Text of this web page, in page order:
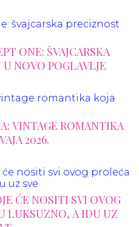
ONE: ŠVAJCARSKA
NOVO POGLAVLJE
VINTAGE ROMANTIKA
2026.
ĆE NOSITI SVI OVOG
LUKSUZNO, A IDU UZ